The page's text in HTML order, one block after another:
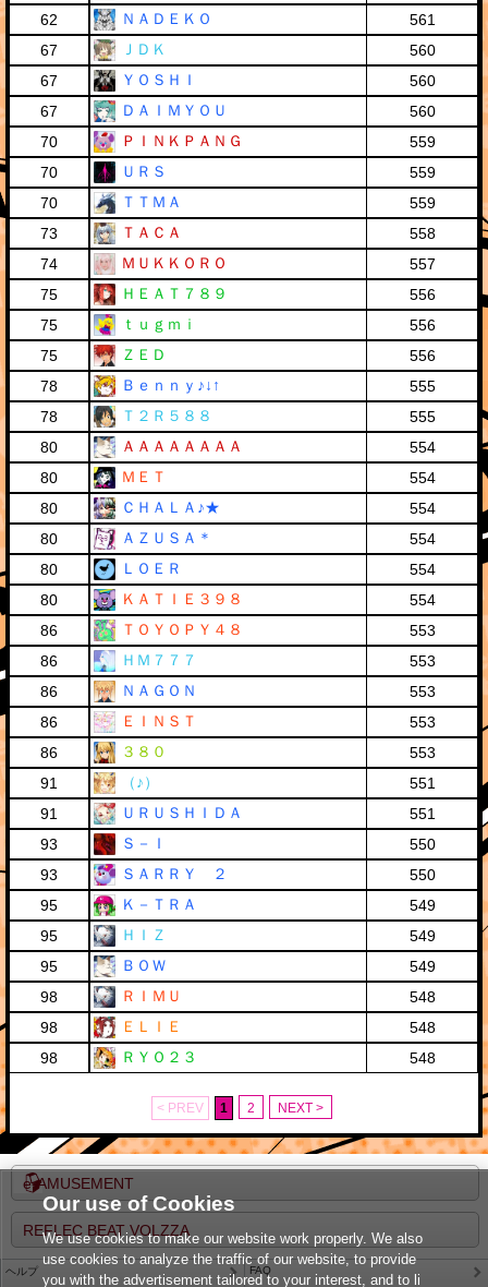
62
ＮＡＤＥＫＯ
561
67
ＪＤＫ
560
67
ＹＯＳＨＩ
560
67
ＤＡＩＭＹＯＵ
560
70
ＰＩＮＫＰＡＮＧ
559
70
ＵＲＳ
559
70
ＴＴＭＡ
559
73
ＴＡＣＡ
558
74
ＭＵＫＫＯＲＯ
557
75
ＨＥＡＴ７８９
556
75
ｔｕｇｍｉ
556
75
ＺＥＤ
556
78
Ｂｅｎｎｙ♪↓↑
555
78
Ｔ２Ｒ５８８
555
80
ＡＡＡＡＡＡＡＡ
554
80
ＭＥＴ
554
80
ＣＨＡＬＡ♪★
554
80
ＡＺＵＳＡ＊
554
80
ＬＯＥＲ
554
80
ＫＡＴＩＥ３９８
554
86
ＴＯＹＯＰＹ４８
553
86
ＨＭ７７７
553
86
ＮＡＧＯＮ
553
86
ＥＩＮＳＴ
553
86
３８０
553
91
（♪）
551
91
ＵＲＵＳＨＩＤＡ
551
93
Ｓ－Ｉ
550
93
ＳＡＲＲＹ ２
550
95
Ｋ－ＴＲＡ
549
95
ＨＩＺ
549
95
ＢＯＷ
549
98
ＲＩＭＵ
548
98
ＥＬＩＥ
548
98
ＲＹＯ２３ 548
< PREV 1 2 NEXT >
e-AMUSEMENT
REFLEC BEAT VOLZZA
ヘルプ FAQ
Our use of Cookies
We use cookies to make our website work properly. We also
use cookies to analyze the traffic of our website, to provide
you with the advertisement tailored to your interest, and to li